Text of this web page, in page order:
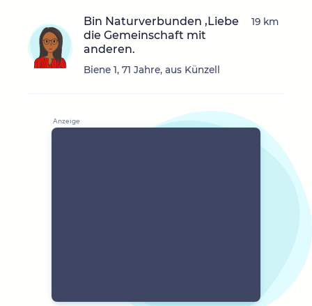
Bin Naturverbunden ,Liebe
die Gemeinschaft mit
anderen.
Biene 1, 71 Jahre, aus Künzell
19 km